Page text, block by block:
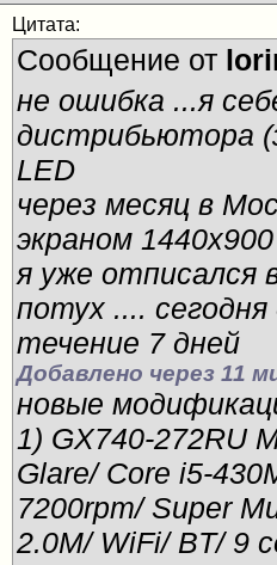
Цитата:
Сообщение от
не ошибка ...я
дистрибьютора
LED
через месяц в
экраном 1440х900
я уже отписался
потух ....
течение 7 дней
Добавлено через 11
новые
1) GX740-272RU
Glare/ Core i5-
7200rpm/ Super
2.0M/ WiFi/ BT/ 9